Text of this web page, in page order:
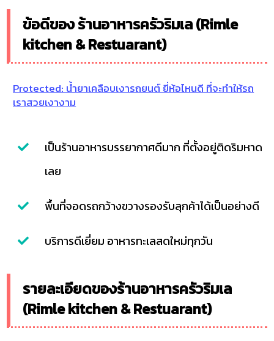
ข้อดีของ ร้านอาหารครัวริมเล (Rimle
kitchen & Restuarant)
Protected: น้ำยาเคลือบเงารถยนต์ ยี่ห้อไหนดี ที่จะทำให้รถ
เราสวยเงางาม
เป็นร้านอาหารบรรยากาศดีมาก ที่ตั้งอยู่ติดริมหาด
เลย
พื้นที่จอดรถกว้างขวางรองรับลุกค้าได้เป็นอย่างดี
บริการดีเยี่ยม อาหารทะเลสดใหม่ทุกวัน
รายละเอียดของร้านอาหารครัวริมเล
(Rimle kitchen & Restuarant)